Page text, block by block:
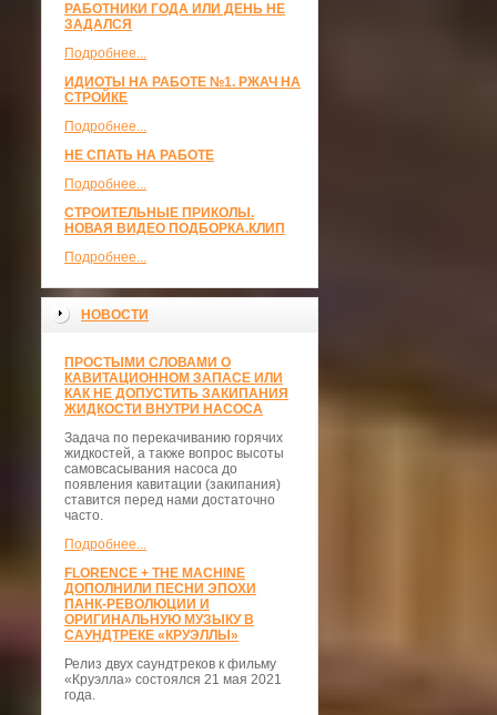
РАБОТНИКИ ГОДА ИЛИ ДЕНЬ НЕ
ЗАДАЛСЯ
Подробнее...
ИДИОТЫ НА РАБОТЕ №1. РЖАЧ НА
СТРОЙКЕ
Подробнее...
НЕ СПАТЬ НА РАБОТЕ
Подробнее...
СТРОИТЕЛЬНЫЕ ПРИКОЛЫ.
НОВАЯ ВИДЕО ПОДБОРКА.КЛИП
Подробнее...
НОВОСТИ
ПРОСТЫМИ СЛОВАМИ О
КАВИТАЦИОННОМ ЗАПАСЕ ИЛИ
КАК НЕ ДОПУСТИТЬ ЗАКИПАНИЯ
ЖИДКОСТИ ВНУТРИ НАСОСА
Задача по перекачиванию горячих
жидкостей, а также вопрос высоты
самовсасывания насоса до
появления кавитации (закипания)
ставится перед нами достаточно
часто.
Подробнее...
FLORENCE + THE MACHINE
ДОПОЛНИЛИ ПЕСНИ ЭПОХИ
ПАНК-РЕВОЛЮЦИИ И
ОРИГИНАЛЬНУЮ МУЗЫКУ В
САУНДТРЕКЕ «КРУЭЛЛЫ»
Релиз двух саундтреков к фильму
«Круэлла» состоялся 21 мая 2021
года.